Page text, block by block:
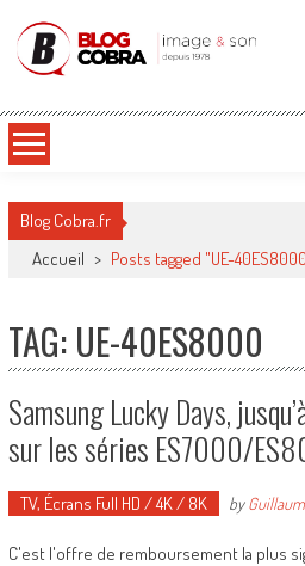
Blog Cobra
Blog Cobra.fr
Accueil > Posts tagged "UE-
TAG: UE-40ES8000
Samsung Lucky Days,
sur les séries ES7000/
TV, Écrans Full HD / 4K / 8K by
C'est l'offre de remboursement la plus